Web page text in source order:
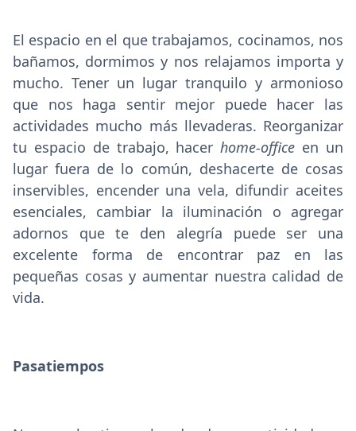
El espacio en el que trabajamos, cocinamos, nos
bañamos, dormimos y nos relajamos importa y
mucho. Tener un lugar tranquilo y armonioso
que nos haga sentir mejor puede hacer las
actividades mucho más llevaderas. Reorganizar
tu espacio de trabajo, hacerhome-office en un
lugar fuera de lo común, deshacerte de cosas
inservibles, encender una vela, difundir aceites
esenciales, cambiar la iluminación o agregar
adornos que te den alegría puede ser una
excelente forma de encontrar paz en las
pequeñas cosas y aumentar nuestra calidad de
vida.
Pasatiempos